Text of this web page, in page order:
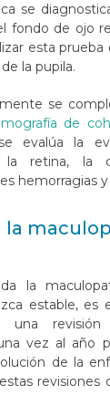
se
fondo de ojo
esta prueba
la pupila.
se
de
evalúa la
la retina, la
hemorragias y
la
la
estable, es
una revisión
vez al año
de la
revisiones